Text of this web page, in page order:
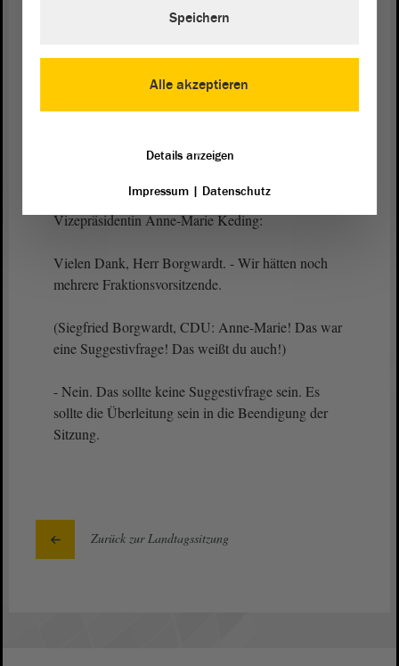
geschätzte Innenministerin an diesen
Mehrheit, zumindest meinerFraktion
zum Ausdruck bringt. - Herzlichen Dank.
(Zustimmung bei der CDU und bei der AfD)
Vizepräsidentin Anne-Marie Keding:
Vielen Dank, Herr Borgwardt. - Wir hätten noch
mehrere Fraktionsvorsitzende.
(Siegfried Borgwardt, CDU: Anne-Marie! Das war
eine Suggestivfrage! Das weißt du auch!)
- Nein. Das sollte keine Suggestivfrage sein. Es
sollte die Überleitung sein in die Beendigung der
Sitzung.
Zurück zur Landtagssitzung
Alle akzeptieren
Speichern
Details anzeigen
Impressum| Datenschutz